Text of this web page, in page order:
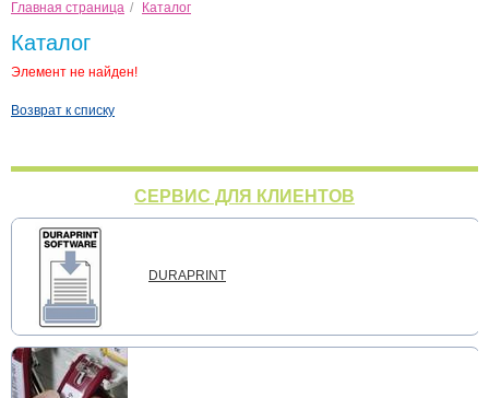
Главная страница / Каталог
Каталог
Элемент не найден!
Возврат к списку
СЕРВИС ДЛЯ КЛИЕНТОВ
DURAPRINT